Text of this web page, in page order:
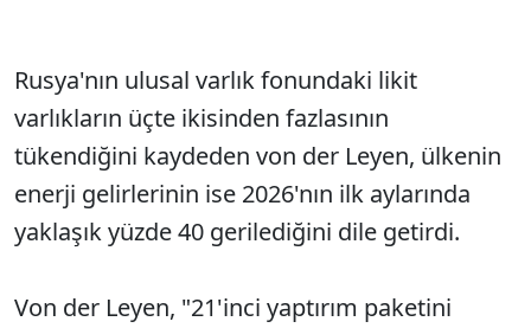
Rusya'nın ulusal varlık fonundaki likit
varlıkların üçte ikisinden fazlasının
tükendiğini kaydeden von der Leyen, ülkenin
enerji gelirlerinin ise 2026'nın ilk aylarında
yaklaşık yüzde 40 gerilediğini dile getirdi.
Von der Leyen, "21'inci yaptırım paketini